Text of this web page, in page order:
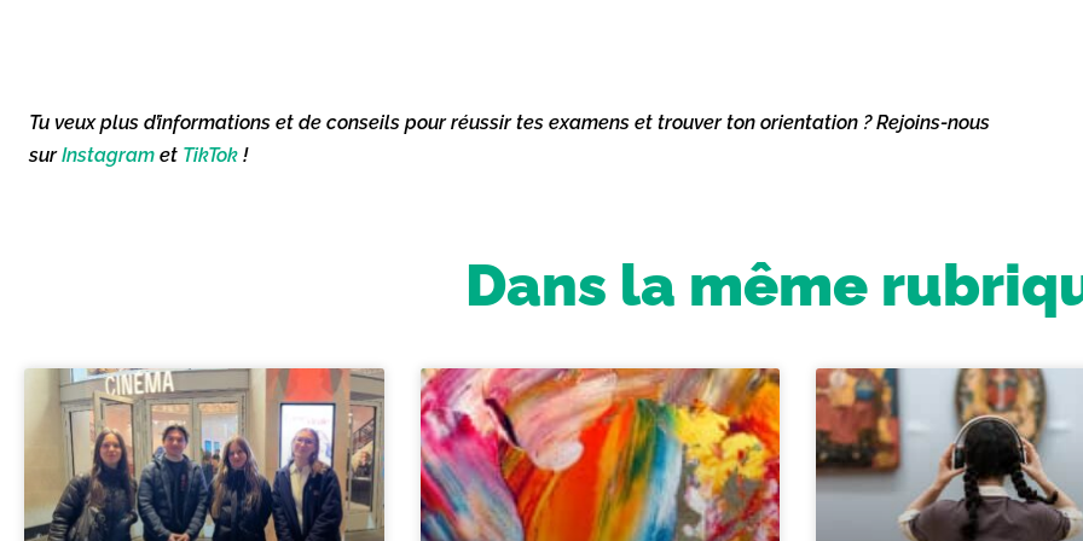
Tu veux plus d’informations et de conseils pour réussir tes examens et trouver ton orientation ? Rejoins-nous
surInstagram et TikTok !
Dans la même